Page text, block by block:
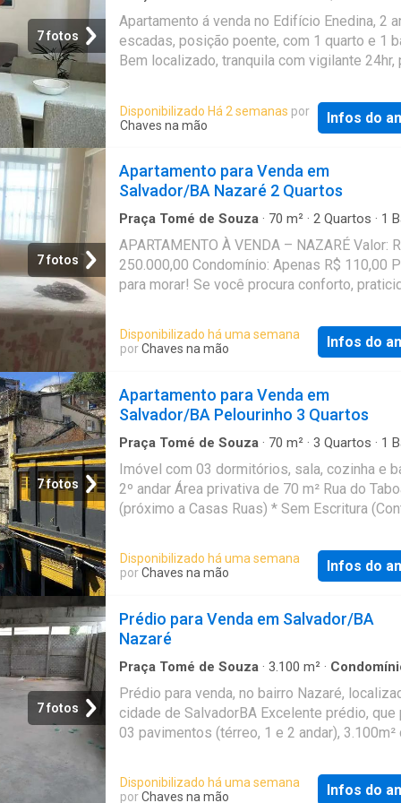
Outro destaque é o condomínio com valor
perfeito para quem deseja economizar sem
mão de uma boa localização. Ligue e
visita! Referência: 2809
7 fotos
Apartamento á venda no Edifício Enedina, 2
escadas, posição poente, com 1 quarto e 1
Bem localizado, tranquila com vigilante 24hr,
tororó. Agende agora mesmo uma visita.
Referência: AP04450
Disponibilizado Há 2 semanas por
Chaves na mão
Infos do
7 fotos
Apartamento para Venda em
Salvador/BA Nazaré 2 Quartos
Praça Tomé de Souza · 70 m² · 2 Quartos · 1
Garagem Área de serviço
APARTAMENTO À VENDA – NAZARÉ Valor:
250.000,00 Condomínio: Apenas R$ 110,00
para morar! Se você procura conforto,
ótima oportunidade! O imóvel possui: 2
amplos e bem ventilados Sala espaçosa
funcional Área de serviço Banheiro social
região com fácil acesso a mercados,
escolas, transporte público e diversos
Tudo isso com um condomínio de baixo
para quem deseja economizar sem abrir
comodidade. Agende sua visita! (71) 9 (71) 9
novo lar pode estar esperando por você!
contato e venha conhecer. Referência
Disponibilizado há uma semana
porChaves na mão Infos do
7 fotos
Apartamento para Venda em
Salvador/BA Pelourinho 3 Quartos
Praça Tomé de Souza · 70 m² · 3 Quartos · 1
Imóvel com 03 dormitórios, sala, cozinha e
2º andar Área privativa de 70 m² Rua do
(próximo a Casas Ruas) * Sem Escritura
Disponibilizado há uma semana
porChaves na mão Infos do
7 fotos
Prédio para Venda em Salvador/BA
Nazaré
Praça Tomé de Souza · 3.100 m² ·
Prédio para venda, no bairro Nazaré,
cidade de SalvadorBA Excelente prédio, que
03 pavimentos (térreo, 1 e 2 andar), 3.100m²
ideal para empresas que buscam um espaço
funcional, amplo e bem estruturado. Situado
Disponibilizado há uma semana
porChaves na mão Infos do